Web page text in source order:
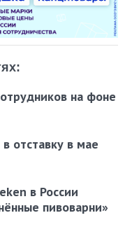
на фоне
отставку в мае
в России
пивоварни»